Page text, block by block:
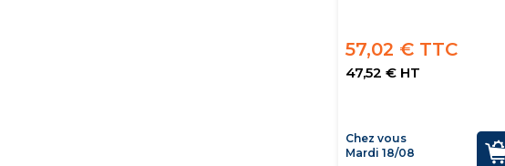
57,02 € TTC
47,52 € HT
Chez vous
Mardi 18/08